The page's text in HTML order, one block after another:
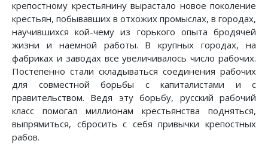
крепостному крестьянину вырастало новое поколение
крестьян, побывавших в отхожих промыслах, в городах,
научившихся кой-чему из горького опыта бродячей
жизни и наемной работы. В крупных городах, на
фабриках и заводах все увеличивалось число рабочих.
Постепенно стали складываться соединения рабочих
для совместной борьбы с капиталистами и с
правительством. Ведя эту борьбу, русский рабочий
класс помогал миллионам крестьянства подняться,
выпрямиться, сбросить с себя привычки крепостных
рабов.